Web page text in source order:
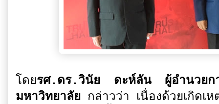
โดยรศ.ดร.วินัย ดะห์ลัน ผู้อำนวยก
มหาวิทยาลัย กล่าวว่า เนื่องด้วยเกิดเ